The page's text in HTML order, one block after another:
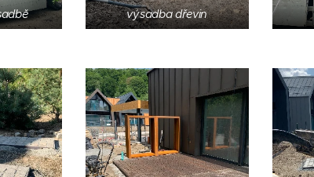
výsadba dřevin